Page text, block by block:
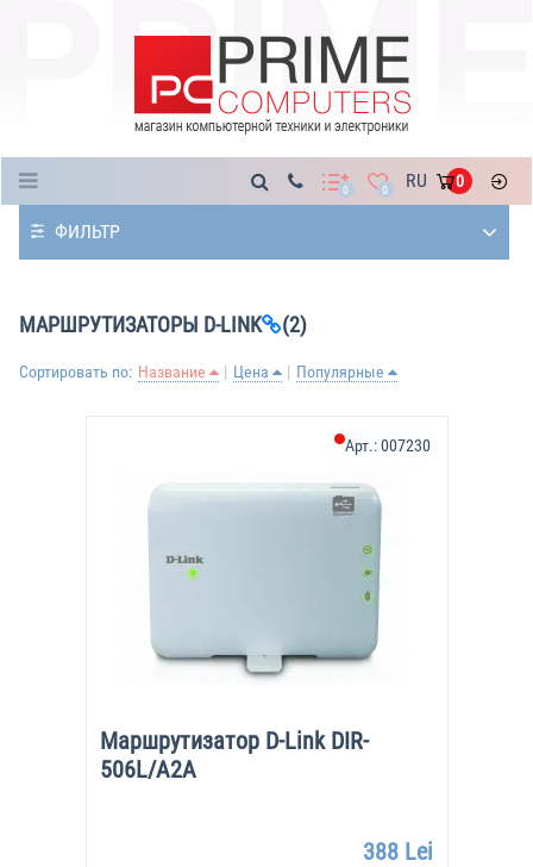
0 0 RU 0
ФИЛЬТР
МАРШРУТИЗАТОРЫ D-LINK (2)
Сортировать по: Название Цена Популярные
Маршрутизатор D-Link DIR-
506L/A2A
Арт.:007230
388 Lei